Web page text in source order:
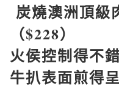
炭燒澳洲頂級
（$228）
火侯控制得不
牛扒表面煎得